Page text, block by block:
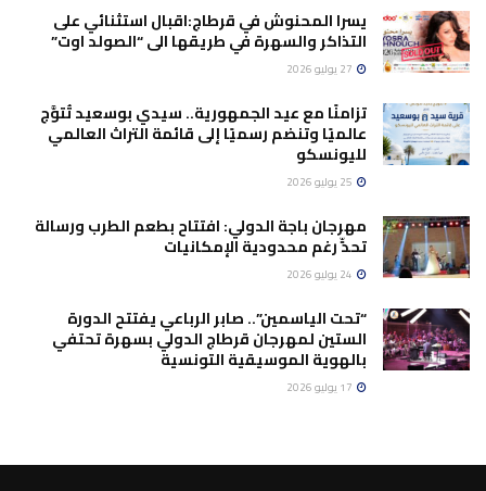
يسرا المحنوش في قرطاج:اقبال استثنائي على
التذاكر والسهرة في طريقها الى “الصولد اوت”
تزامنًا مع عيد الجمهورية.. سيدي بوسعيد تُتوَّج
عالميًا وتنضم رسميًا إلى قائمة التراث العالمي
لليونسكو
مهرجان باجة الدولي: افتتاح بطعم الطرب ورسالة
تحدٍّ رغم محدودية الإمكانيات
“تحت الياسمين”.. صابر الرباعي يفتتح الدورة
الستين لمهرجان قرطاج الدولي بسهرة تحتفي
بالهوية الموسيقية التونسية